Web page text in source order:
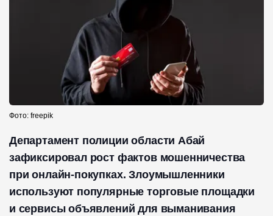
Фото: freepik
Департамент полиции области Абай
зафиксировал рост фактов мошенничества
при онлайн-покупках. Злоумышленники
используют популярные торговые площадки
и сервисы объявлений для выманивания